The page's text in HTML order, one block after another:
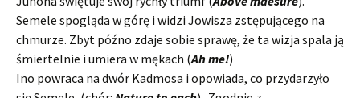
Semele spogląda w górę i widzi Jowisza zstępującego na
chmurze. Zbyt późno zdaje sobie sprawę, że ta wizja spala ją
śmiertelnie i umiera w mękach (Ah me!)
Ino powraca na dwór Kadmosa i opowiada, co przydarzyło